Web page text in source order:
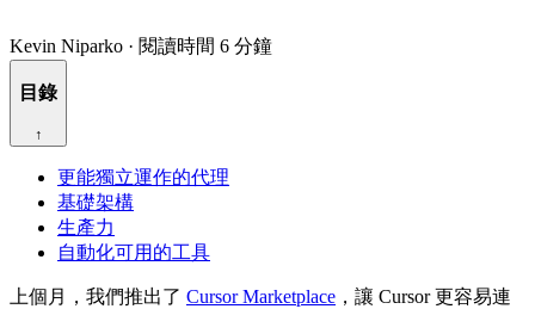
Kevin Niparko · 閱讀時間 6 分鐘
目錄
↑
更能獨立運作的代理
基礎架構
生產力
自動化可用的工具
上個月，我們推出了 Cursor Marketplace ，讓 Cursor 更容易連